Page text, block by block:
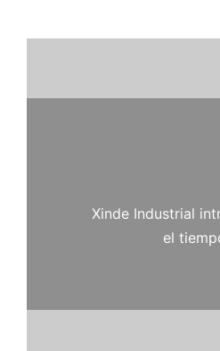
Xinde Industrial
el